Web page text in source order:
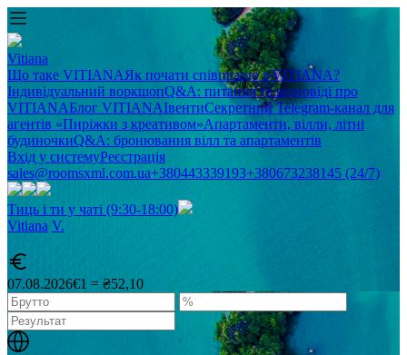
Vitiana
Що таке VITIANAЯк почати співпрацю з VITIANA?
Індивідуальний воркшопQ&A: питання та відповіді про
VITIANAБлог VITIANAІвентиСекретний Telegram-канал для
агентів «Пиріжки з креативом»Апартаменти, вілли, літні
будиночкиQ&A: бронювання вілл та апартаментів
Вхід у системуРеєстрація
sales@roomsxml.com.ua+380443339193+380673238145 (24/7)
Тиць і ти у чаті (9:30-18:00)
Vitiana V.
07.08.2026€1 = ₴52,10